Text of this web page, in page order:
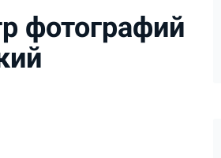
фотографий